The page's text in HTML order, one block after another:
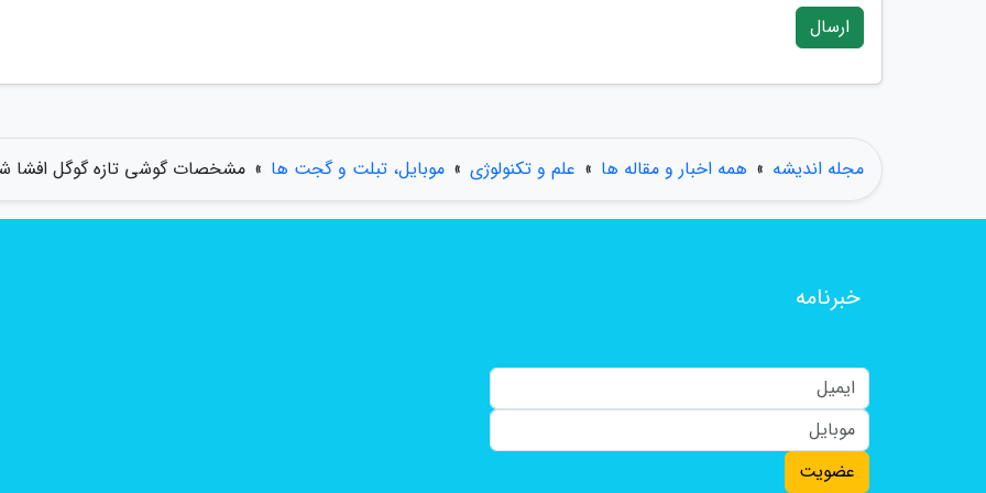
ارسال
مجله اندیشه » همه اخبار و مقاله ها » علم و تکنولوژی » موبایل، تبلت و گجت ها » مشخصات گوشی تازه گوگل افشا
خبرنامه
عضویت